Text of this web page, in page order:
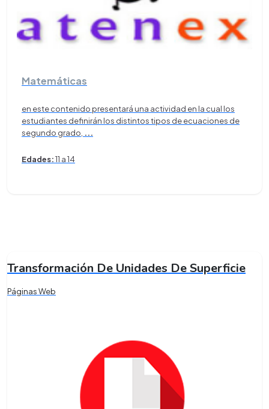
Matemáticas
en este contenido presentará una actividad en la cual los
estudiantes definirán los distintos tipos de ecuaciones de
segundo grado, ...
Edades:11 a 14
Transformación De Unidades De Superficie
Páginas Web